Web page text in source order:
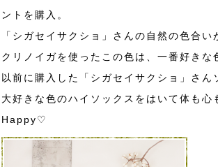
ントを購入。
「シガセイサクショ」さんの自然の色合
クリノイガを使ったこの色は、一番好きな
以前に購入した「シガセイサクショ」さん
大好きな色のハイソックスをはいて体も心
Happy♡